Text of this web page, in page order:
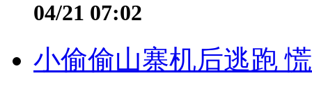
04/21 07:02
小偷偷山寨机后逃跑